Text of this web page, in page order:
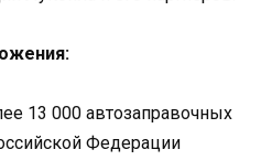
13 000 автозаправочных
Федерации